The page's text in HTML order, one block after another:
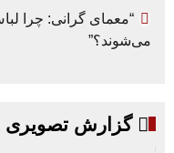
“معمای گرانی: چرا
می‌شوند؟”
گزارش تصویری